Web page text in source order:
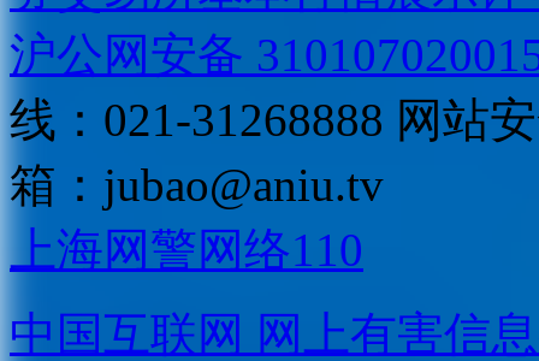
沪公网安备
线：021-31268888 网站
箱： jubao@aniu.tv
上海网警网络110
中国互联网 网上有害信